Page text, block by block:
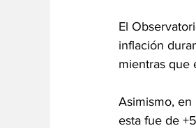
El
inflación
mientras que
Asimismo,
esta fue de